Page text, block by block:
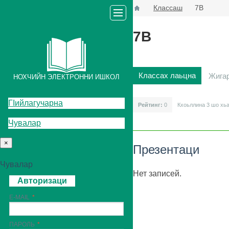
Классаш 7В
НОХЧИЙН ЭЛЕКТРОННИ ИШКОЛ
ГIийлагучарна
Чувалар
×
Чувалар
Авторизаци
E-MAIL
ПАРОЛЬ
7В
Классах лаьцна
Рейтинг: 0 Кхоьллина 3 шо
Презентаци
Нет записей.